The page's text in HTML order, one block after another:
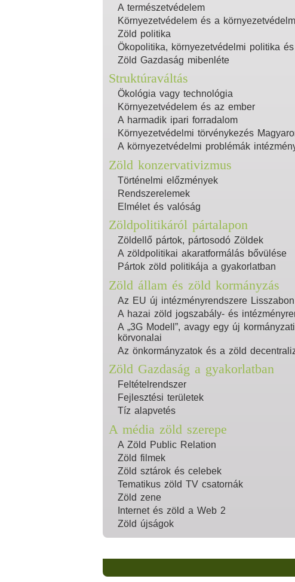
A természetvédelem
Környezetvédelem és a
Zöld politika
Ökopolitika, környezetvédelmi politika
Zöld Gazdaság mibenléte
Struktúraváltás
Ökológia vagy technológia
Környezetvédelem és az ember
A harmadik ipari forradalom
Környezetvédelmi törvénykezés
A környezetvédelmi problémák
Zöld konzervativizmus
Történelmi előzmények
Rendszerelemek
Elmélet és valóság
Zöldpolitikáról pártalapon
Zöldellő pártok, pártosodó Zöldek
A zöldpolitikai akaratformálás bővülése
Pártok zöld politikája a gyakorlatban
Zöld állam és zöld kormányzás
Az EU új intézményrendszere
A hazai zöld jogszabály- és
A „3G Modell”, avagy egy új
körvonalai
Az önkormányzatok és a zöld
Zöld Gazdaság a gyakorlatban
Feltételrendszer
Fejlesztési területek
Tíz alapvetés
A média zöld szerepe
A Zöld Public Relation
Zöld filmek
Zöld sztárok és celebek
Tematikus zöld TV csatornák
Zöld zene
Internet és zöld a Web 2
Zöld újságok